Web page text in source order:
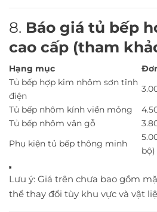
8. Báo giá tủ bếp
cao cấp (tham
Hạng mục
Tủ bếp hợp kim nhôm sơn tĩnh
điện
Tủ bếp nhôm kính viền mỏng
Tủ bếp nhôm vân gỗ
Phụ kiện tủ bếp thông minh
bộ)
Lưu ý: Giá trên chưa bao gồm
thể thay đổi tùy khu vực và vật